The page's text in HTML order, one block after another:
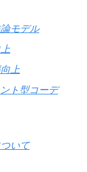
モデル
上
ト型コーデ
いて